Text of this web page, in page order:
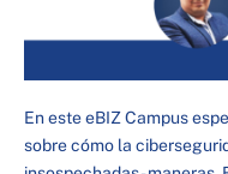
En este eBIZ Campus
sobre cómo la